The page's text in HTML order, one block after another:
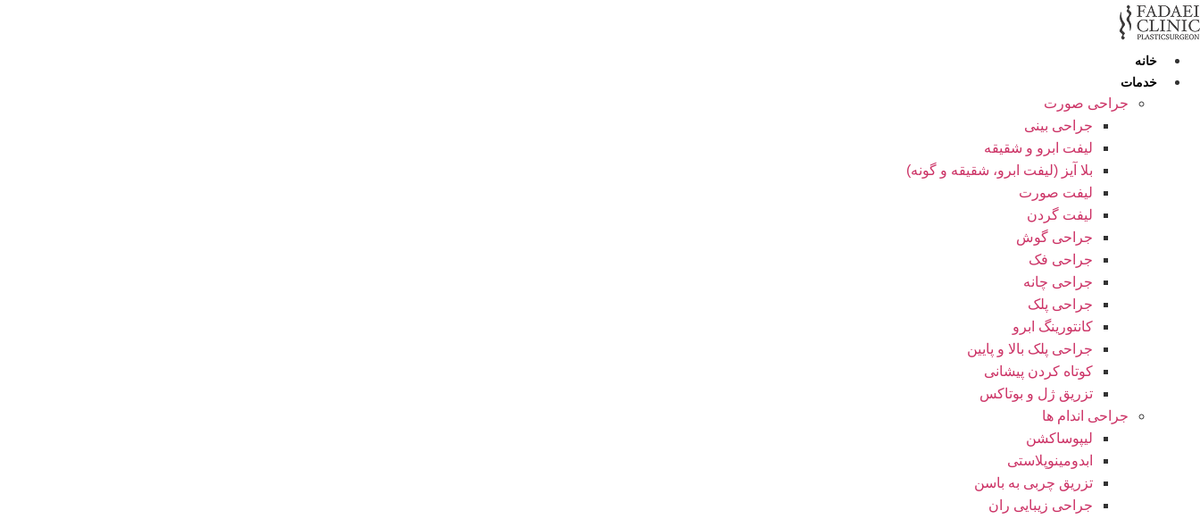
پرش
به
خانه
خدمات
جراحی صورت
جراحی بینی
لیفت ابرو و شقیقه
بلا آیز (لیفت ابرو، شقیقه و گونه)
لیفت صورت
لیفت گردن
جراحی گوش
جراحی فک
جراحی چانه
جراحی پلک
کانتورینگ ابرو
جراحی پلک بالا و پایین
کوتاه کردن پیشانی
تزریق ژل و بوتاکس
جراحی اندام ها
لیپوساکشن
ابدومینوپلاستی
تزریق چربی به باسن
جراحی زیبایی ران